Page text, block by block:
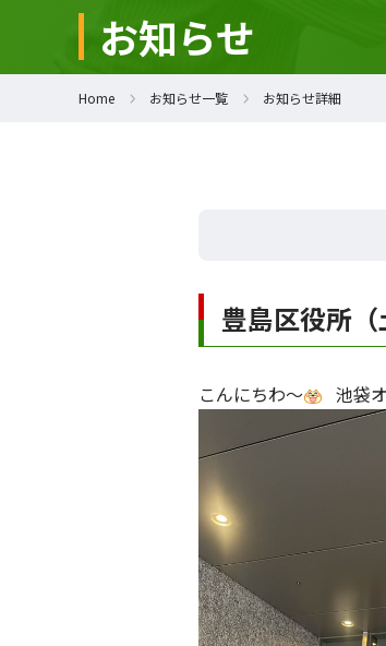
お知らせ
Home お知らせ一覧 お知らせ詳細
豊島区役所（
こんにちわ～
池袋